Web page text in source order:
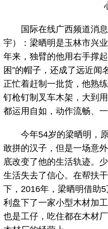
国际在线广西频道消息
宇）：梁晒明是玉林市兴
年来，独臂的他用右手撑
困”的帽子，还成了远近闻
正忙着赶制一批货，他熟
钉枪钉制叉车木架，大到
都运用自如，动作流畅、一
今年54岁的梁晒明，原
敢拼的汉子，但是一场意
底改变了他的生活轨迹。
生活失去了信心。在帮扶
下，2016年，梁晒明借助
利盘下了一家小型木材加
也是工仔，吃住都在木材